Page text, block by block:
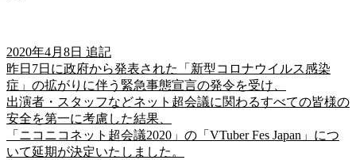
2020年4月8日 追記
昨日7日に政府から発表された「新型コロナウイルス感染
症」の拡がりに伴う緊急事態宣言の発令を受け、
出演者・スタッフなどネット超会議に関わるすべての皆様の
安全を第一に考慮した結果、
「ニコニコネット超会議2020」の「VTuber Fes Japan」につ
いて延期が決定いたしました。